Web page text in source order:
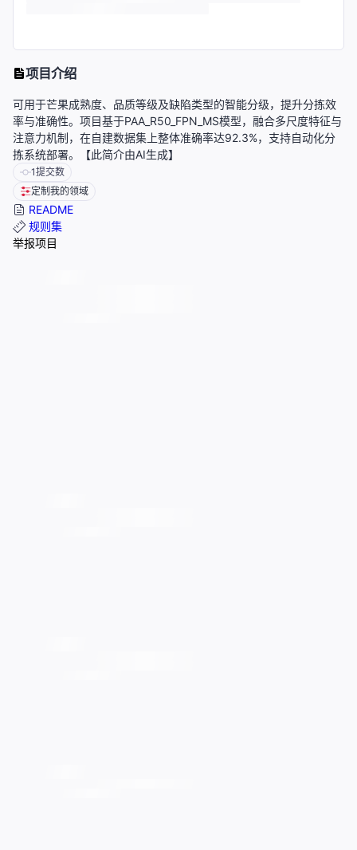
项目介绍
可用于芒果成熟度、品质等级及缺陷类型的智能分级，提升分拣效
率与准确性。项目基于PAA_R50_FPN_MS模型，融合多尺度特征与
注意力机制，在自建数据集上整体准确率达92.3%，支持自动化分
拣系统部署。【此简介由AI生成】
1提交数
定制我的领域
README
规则集
举报项目